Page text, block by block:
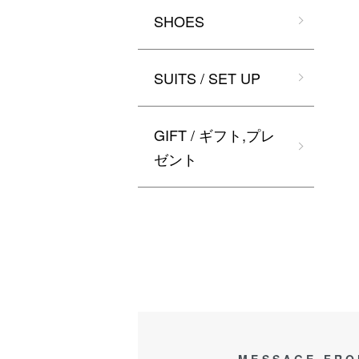
SHOES
SUITS / SET UP
GIFT / ギフト,プレ
ゼント